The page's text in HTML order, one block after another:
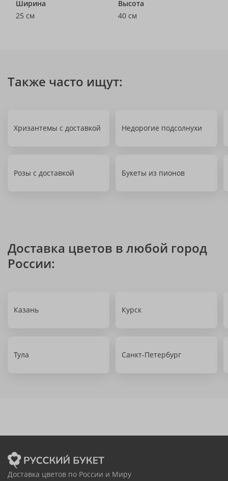
Ширина
25 см
Высота
40 см
Также часто ищут:
Хризантемы с доставкой Недорогие подсолнухи
Розы с доставкой Букеты из пионов
Доставка цветов в любой город
России:
Казань Курск
Тула Санкт-Петербург
Доставка цветов по России и Миру